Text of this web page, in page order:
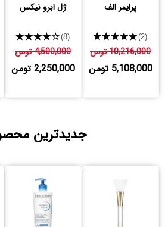
پرایمر الف
★★★★★(2)
10,216,000 تومن
5,108,000 تومن
ژل ابرو نیکس
★★★★★(8)
4,500,000 تومن
2,250,000 تومن
جدیدترین